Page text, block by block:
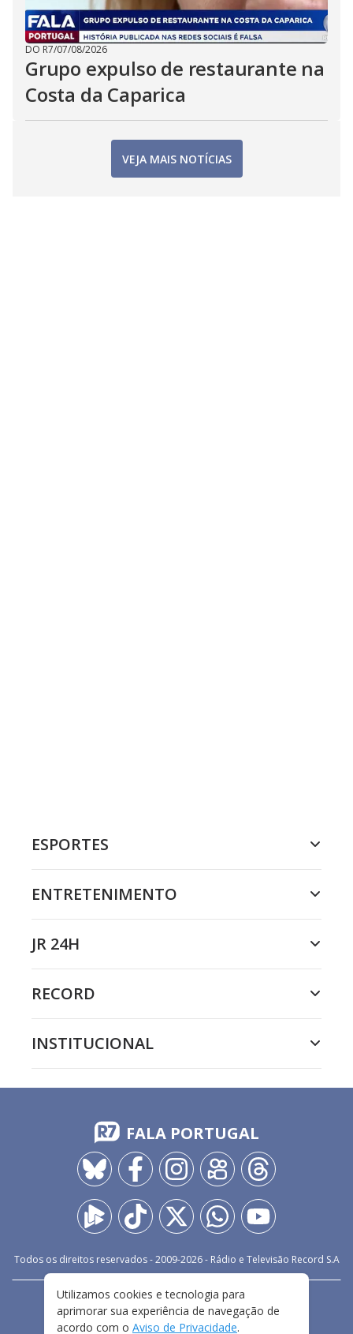
DO R7/07/08/2026
Grupo expulso de restaurante na
Costa da Caparica
VEJA MAIS NOTÍCIAS
ESPORTES
ENTRETENIMENTO
JR 24H
RECORD
INSTITUCIONAL
FALA PORTUGAL
Todos os direitos reservados - 2009-2026- Rádio e Televisão Record S.A
FALE CONOSCO
PRIVACIDADE
TERMOS E CONDIÇÕES DE USO
Utilizamos cookies e tecnologia para
aprimorar sua experiência de navegação de
acordo com o Aviso de Privacidade.